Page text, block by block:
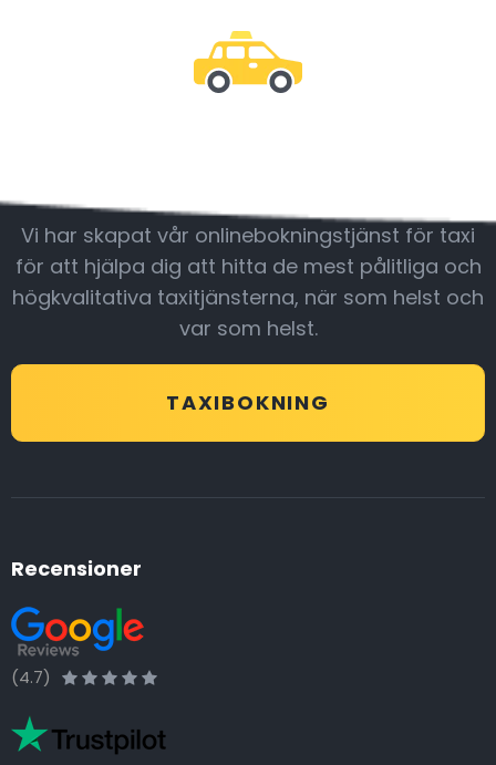
Vi har skapat vår onlinebokningstjänst för taxi
för att hjälpa dig att hitta de mest pålitliga och
högkvalitativa taxitjänsterna, när som helst och
var som helst.
TAXIBOKNING
Recensioner
(4.7)